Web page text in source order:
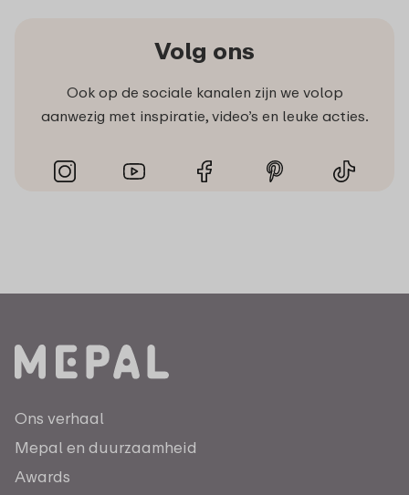
Volg ons
Ook op de sociale kanalen zijn we volop
aanwezig met inspiratie, video’s en leuke acties.
Ons verhaal
Mepal en duurzaamheid
Awards